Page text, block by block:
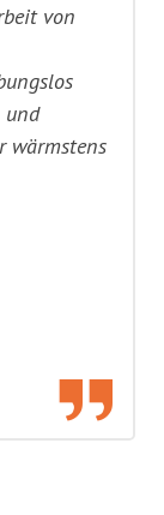
von
und
wärmstens